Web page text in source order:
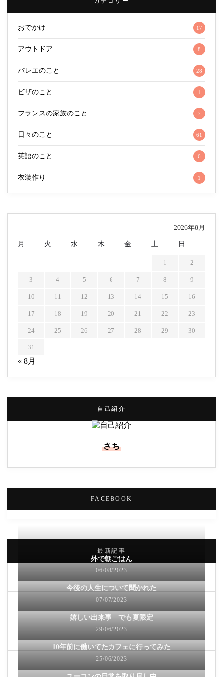
おでかけ 17
アウトドア 8
バレエのこと 28
ビザのこと 1
フランスの家族のこと 7
日々のこと 61
英語のこと 6
衣装作り 1
2026年8月
月 火 水 木 金 土 日
1 2
3 4 5 6 7 8 9
10 11 12 13 14 15 16
17 18 19 20 21 22 23
24 25 26 27 28 29 30
31
« 8月
自己紹介
さち
FACEBOOK
最新記事
外で朝ごはん
06/08/2023
今後の人生について聞かれた
07/07/2023
嬉しい出来事 でも夏限定
29/06/2023
10年前に働いてたカフェに行ってみた
25/06/2023